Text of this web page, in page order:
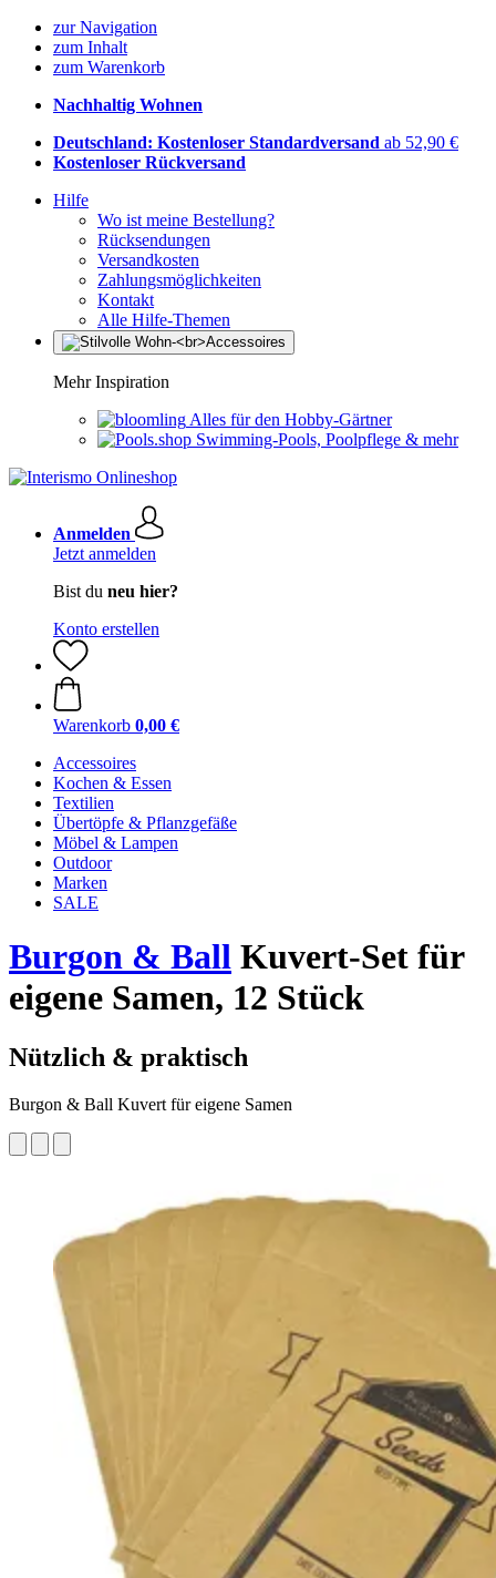
zur Navigation
zum Inhalt
zum Warenkorb
Nachhaltig Wohnen
Deutschland: Kostenloser Standardversand ab 52,90 €
Kostenloser Rückversand
Hilfe
Wo ist meine Bestellung?
Rücksendungen
Versandkosten
Zahlungsmöglichkeiten
Kontakt
Alle Hilfe-Themen
Mehr Inspiration
Alles für den Hobby-Gärtner
Swimming-Pools, Poolpflege & mehr
Anmelden
Jetzt anmelden
Bist du neu hier?
Konto erstellen
Warenkorb 0,00 €
Accessoires
Kochen & Essen
Textilien
Übertöpfe & Pflanzgefäße
Möbel & Lampen
Outdoor
Marken
SALE
Burgon & Ball Kuvert-Set für
eigene Samen, 12 Stück
Nützlich & praktisch
Burgon & Ball Kuvert für eigene Samen